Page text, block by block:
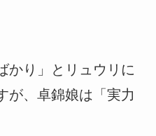
かり」とリュウリに
が、卓錦娘は「実力